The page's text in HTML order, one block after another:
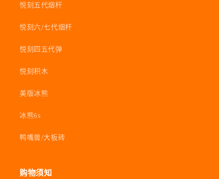
悦刻五代烟杆
悦刻六/七代烟杆
悦刻四五代弹
悦刻积木
美版冰熊
冰熊6s
鸭嘴兽/大板砖
购物须知